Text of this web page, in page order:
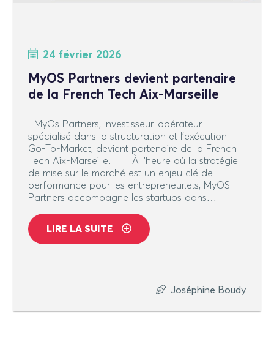
24 février 2026
MyOS Partners devient partenaire
de la French Tech Aix-Marseille
MyOs Partners, investisseur-opérateur
spécialisé dans la structuration et l’exécution
Go-To-Market, devient partenaire de la French
Tech Aix-Marseille. À l’heure où la stratégie
de mise sur le marché est un enjeu clé de
performance pour les entrepreneur.e.s, MyOS
Partners accompagne les startups dans…
LIRE LA SUITE
Joséphine Boudy